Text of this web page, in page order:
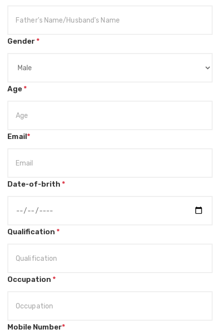
Gender*
Age*
Email*
Date-of-brith *
Qualification *
Occupation *
Mobile Number*